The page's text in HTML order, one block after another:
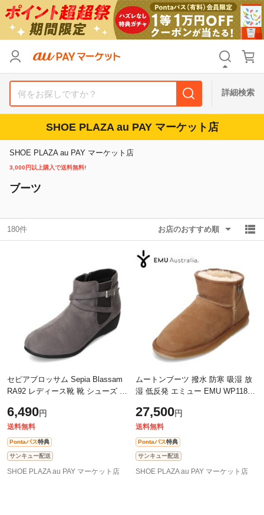
詳細検索
SHOE PLAZA au PAY マーケット店
SHOE PLAZA au PAY マーケット店
3,000円以上購入で送料無料!
ブーツ
180件 お店のおすすめ順
セピアブロッサム Sepia Blassam
RA92 レディース靴 靴 シューズ ブ
ァスナー ジッパー チャック ウェ
6,490円
送料無料
Pontaパス特典
サンキュー配送
SHOE PLAZA au PAY マーケット店
ムートンブーツ 撥水 防寒 吸湿 放
湿 低反発 エミュー EMU WP11875
ショートブーツ PlatinumSlimDarlin
27,500円
送料無料
Pontaパス特典
サンキュー配送
SHOE PLAZA au PAY マーケット店
支払い方法
送料無料
Pontaパス特典対象すべて
リセット
支払い方法
送料無料
Pontaパス特典対象すべて